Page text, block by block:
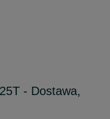
- Dostawa,